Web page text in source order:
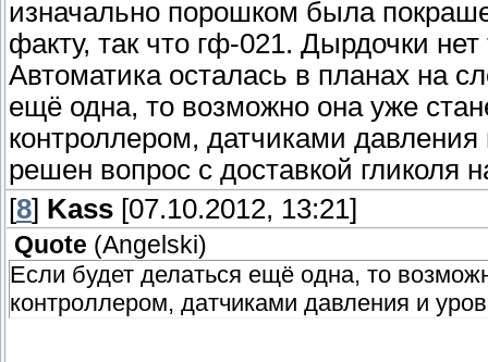
изначально порошком была
факту, так что гф-021. Дырдочки нет
Автоматика осталась в планах на
ещё одна, то возможно она уже
контроллером, датчиками
решен вопрос с доставкой гликоля
[8] Kass [07.10.2012, 13:21]
Quote (Angelski)
Если будет делаться ещё одна, то
контроллером, датчиками давления и